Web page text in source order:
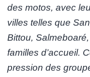
des motos, avec
villes telles que
Bittou,
familles d’accueil.
pression des